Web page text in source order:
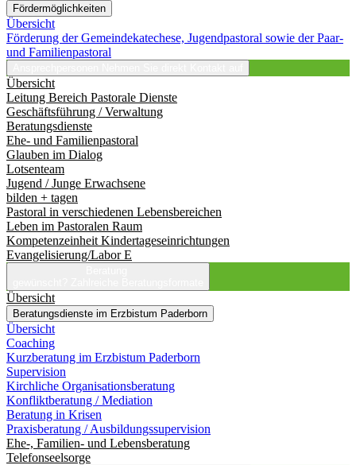
Fördermöglichkeiten
Übersicht
Förderung der Gemeindekatechese, Jugendpastoral sowie der Paar-
und Familienpastoral
Übersicht
Leitung Bereich Pastorale Dienste
Geschäftsführung / Verwaltung
Beratungsdienste
Ehe- und Familienpastoral
Glauben im Dialog
Lotsenteam
Jugend / Junge Erwachsene
bilden + tagen
Pastoral in verschiedenen Lebensbereichen
Leben im Pastoralen Raum
Kompetenzeinheit Kindertageseinrichtungen
Evangelisierung/Labor E
Übersicht
Beratungsdienste im Erzbistum Paderborn
Übersicht
Coaching
Kurzberatung im Erzbistum Paderborn
Supervision
Kirchliche Organisationsberatung
Konfliktberatung / Mediation
Beratung in Krisen
Praxisberatung / Ausbildungssupervision
Ehe-, Familien- und Lebensberatung
Telefonseelsorge